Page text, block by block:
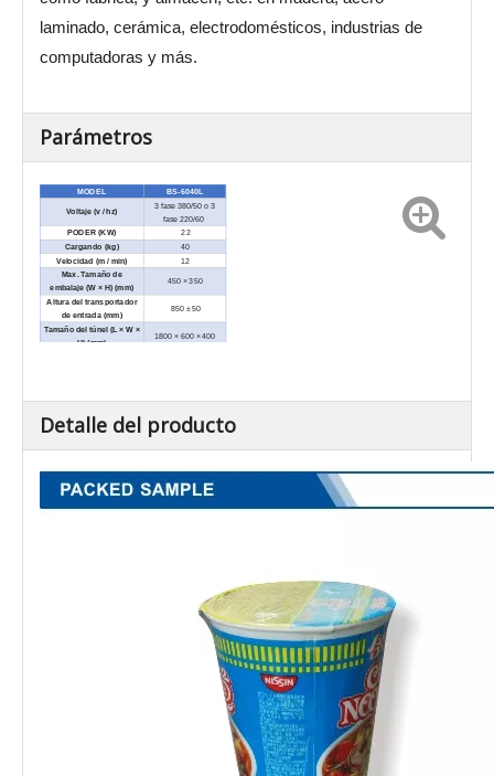
laminado, cerámica, electrodomésticos, industrias de
computadoras y más.
Parámetros
MODEL BS-6040L
Voltaje (v / hz)
3 fase 380/50 o 3
fase 220/60
PODER (KW) 22
Cargando (kg) 40
Velocidad (m / min)
12
Max. Tamaño de
embalaje (W × H) (mm)
450 × 350
Altura del transportador
de entrada (mm)
850 ± 50
Tamaño del túnel (L × W ×
H) (mm)
1800 × 600 × 400
Detalle del producto